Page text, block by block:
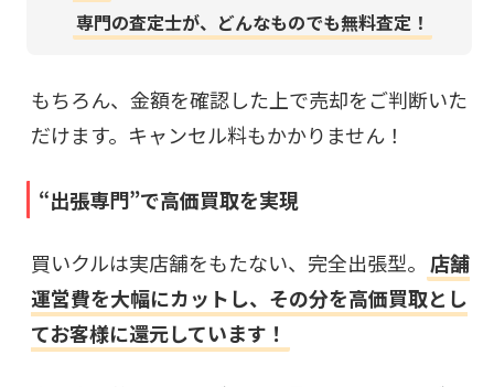
専門の査定士が、どんなものでも無料査定！
もちろん、金額を確認した上で売却をご判断いた
だけます。キャンセル料もかかりません！
“出張専門”で高価買取を実現
買いクルは実店舗をもたない、完全出張型。 店舗
運営費を大幅にカットし、その分を高価買取とし
てお客様に還元しています！